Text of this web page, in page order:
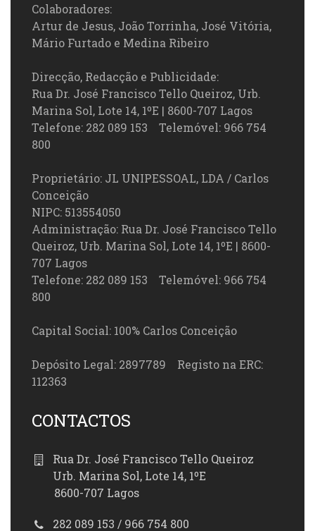
Colaboradores:
Artur de Jesus, João Torrinha, José Vitória,
Mário Furtado e Medina Ribeiro
Direcção, Redacção e Publicidade:
Rua Dr. José Francisco Tello Queiroz, Urb.
Marina Sol, Lote 14, 1ºE | 8600-707 Lagos
Telefone: 282 089 153 Telemóvel: 966 754
800
Proprietário: JL UNIPESSOAL, LDA / Carlos
Conceição
NIPC: 513554050
Administração: Rua Dr. José Francisco Tello
Queiroz, Urb. Marina Sol, Lote 14, 1ºE | 8600-
707 Lagos
Telefone: 282 089 153 Telemóvel: 966 754
800
Capital Social: 100% Carlos Conceição
Depósito Legal: 2897789 Registo na ERC:
112363
CONTACTOS
Rua Dr. José Francisco Tello Queiroz
Urb. Marina Sol, Lote 14, 1ºE
8600-707 Lagos
282 089 153 / 966 754 800